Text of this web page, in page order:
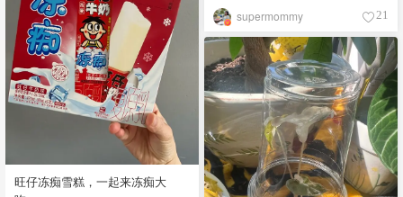
supermommy 21
旺仔冻痴雪糕，一起来冻痴大